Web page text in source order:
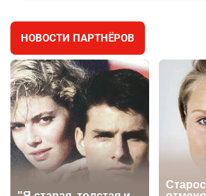
🇫🇷 Клуб ПСЖ объявил об
футбольной академии в Астане
2629 2 39
5
🇺🇸🇯🇵 США и Япония провели
интервенцию для спасения иены
2686 1 16
НОВОСТИ ПАРТНЁРОВ